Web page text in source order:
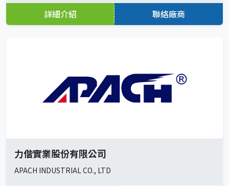
詳細介紹 聯絡廠商
力偕實業股份有限公司
APACH INDUSTRIAL CO., LTD